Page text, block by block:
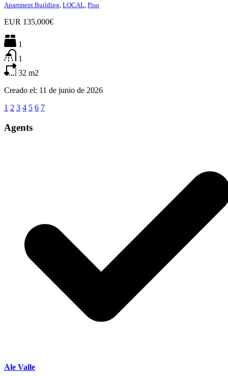
Apartment Building, LOCAL, Piso
EUR 135,000€
1
1
32 m2
Creado el: 11 de junio de 2026
1 2 3 4 5 6 7
Agents
Ale Valle